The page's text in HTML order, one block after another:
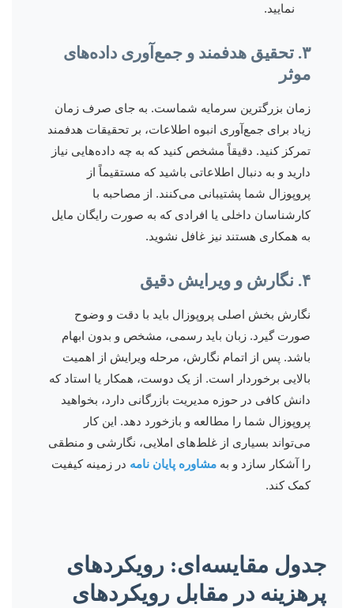
نمایید.
۳. تحقیق هدفمند و جمع‌آوری داده‌های
موثر
زمان بزرگترین سرمایه شماست. به جای صرف زمان
زیاد برای جمع‌آوری انبوه اطلاعات، بر تحقیقات هدفمند
تمرکز کنید. دقیقاً مشخص کنید که به چه داده‌هایی نیاز
دارید و به دنبال اطلاعاتی باشید که مستقیماً از
پروپوزال شما پشتیبانی می‌کنند. از مصاحبه با
کارشناسان داخلی یا افرادی که به صورت رایگان مایل
به همکاری هستند نیز غافل نشوید.
۴. نگارش و ویرایش دقیق
نگارش بخش اصلی پروپوزال باید با دقت و وضوح
صورت گیرد. زبان باید رسمی، مشخص و بدون ابهام
باشد. پس از اتمام نگارش، مرحله ویرایش از اهمیت
بالایی برخوردار است. از یک دوست، همکار یا استاد که
دانش کافی در حوزه مدیریت بازرگانی دارد، بخواهید
پروپوزال شما را مطالعه و بازخورد دهد. این کار
می‌تواند بسیاری از غلط‌های املایی، نگارشی و منطقی
را آشکار سازد و به مشاوره پایان نامه در زمینه کیفیت
کمک کند.
جدول مقایسه‌ای: رویکردهای
پرهزینه در مقابل رویکردهای